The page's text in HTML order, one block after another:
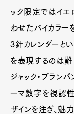
ック限定ではイ
わせたバイカラー
3針カレンダーと
を表現するのは
ジャック・ブラン
ーマ数字を視認
ザインを注ぎ、魅